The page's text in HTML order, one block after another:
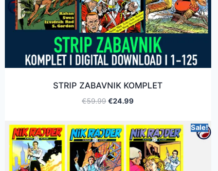
STRIP ZABAVNIK KOMPLET
€59.99 €24.99
Sale!